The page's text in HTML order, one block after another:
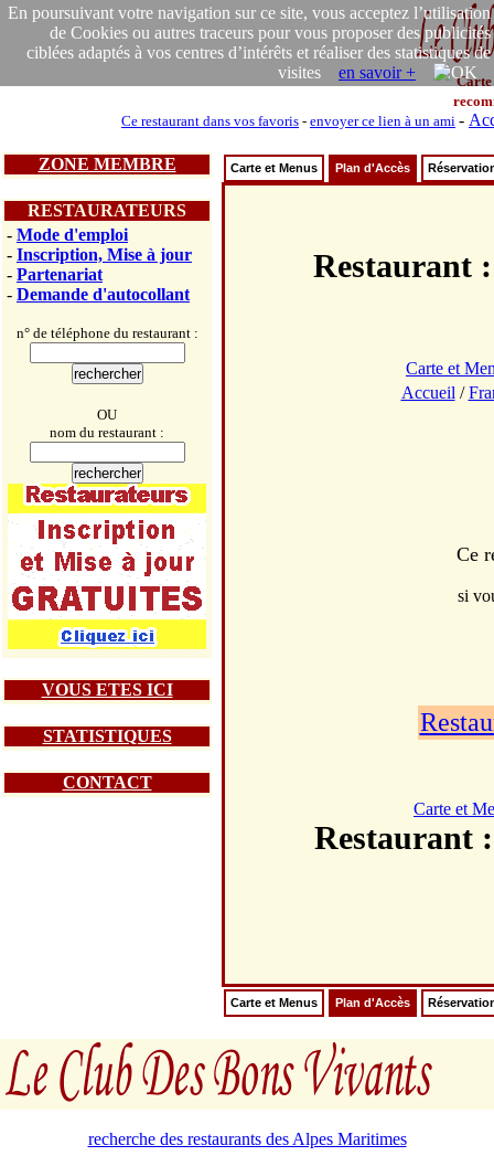
En poursuivant votre navigation sur ce site, vous acceptez l’utilisation
de Cookies ou autres traceurs pour vous proposer des publicités
ciblées adaptés à vos centres d’intérêts et réaliser des statistiques de
visites en savoir +
Carte
Ce restaurant dans vos favoris - envoyer ce lien à un ami -
ZONE MEMBRE
RESTAURATEURS
- Mode d'emploi
- Inscription, Mise à jour
- Partenariat
- Demande d'autocollant
n° de téléphone du restaurant :
OU
nom du restaurant :
VOUS ETES ICI
STATISTIQUES
CONTACT
Carte et Menus Plan d'Accès
Restaurant
Carte et
Accueil /
Ce
si
Carte et
Restaurant
Carte et Menus Plan d'Accès
recherche des restaurants des Alpes Maritimes